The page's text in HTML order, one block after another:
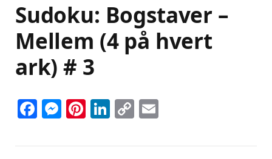
Sudoku: Bogstaver –
Mellem (4 på hvert
ark) # 3
Facebook
Messenger
Pinterest
LinkedIn
Copy